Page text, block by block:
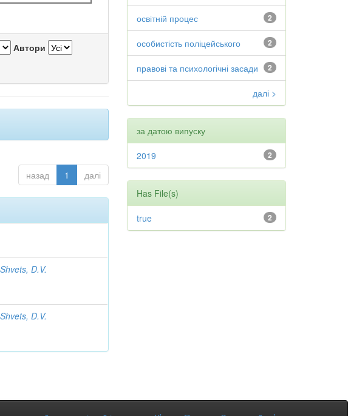
Автори
назад 1 далі
Shvets, D.V.
Shvets, D.V.
2
освітній процес
2
особистість поліцейського
2
правові та психологічні засади
далі >
за датою випуску
2
2019
Has File(s)
2
true